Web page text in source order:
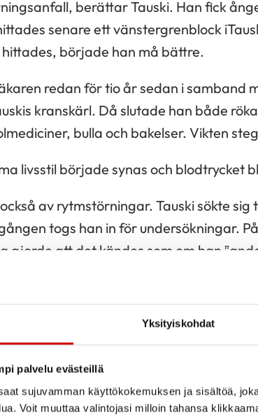
Yksityiskohdat
palvelu evästeillä
sujuvamman käyttökokemuksen ja sisältöä,
Voit muuttaa valintojasi milloin tahansa
berättar Tauski. Han fick
senare ett vänstergrenblock
började han må bättre.
redan för tio år sedan i samband
kranskärl. Då slutade han både
bulla och bakelser. Vikten
livsstil började synas och blodtrycket
av rytmstörningar. Tauski sökte
togs han in för undersökningar.
gjorde att det kändes som om han
om han hade myror i kroppen. En
det som att vara bakfull, fast jag
blodtrycksmediciner.
Tauski mitt i natten. Han hade ramlat ur